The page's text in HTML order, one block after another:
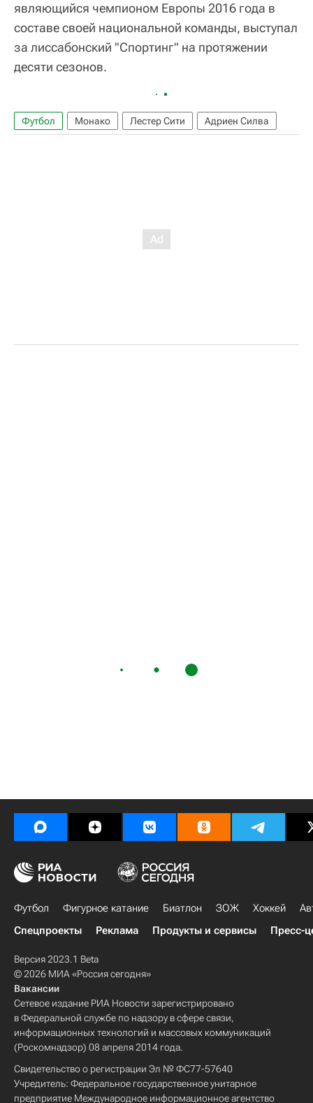
являющийся чемпионом Европы 2016 года в
составе своей национальной команды, выступал
за лиссабонский "Спортинг" на протяжении
десяти сезонов.
Футбол Монако Лестер Сити Адриен Силва
Футбол Фигурное катание Биатлон ЗОЖ Хоккей
Спецпроекты
Реклама Продукты и сервисы Пресс-
Версия 2023.1 Beta
© 2026 МИА «Россия сегодня»
Вакансии
Сетевое издание РИА Новости зарегистрировано
в Федеральной службе по надзору в сфере связи,
информационных технологий и массовых коммуникаций
(Роскомнадзор) 08 апреля 2014 года.
Свидетельство о регистрации Эл № ФС77-57640
Учредитель: Федеральное государственное унитарное
предприятие Международное информационное агентство